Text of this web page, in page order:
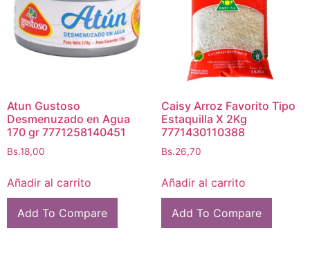
Atun Gustoso
Desmenuzado en Agua
170 gr 7771258140451
Bs.18,00
Añadir al carrito
Add To Compare
Caisy Arroz Favorito Tipo
Estaquilla X 2Kg
7771430110388
Bs.26,70
Añadir al carrito
Add To Compare